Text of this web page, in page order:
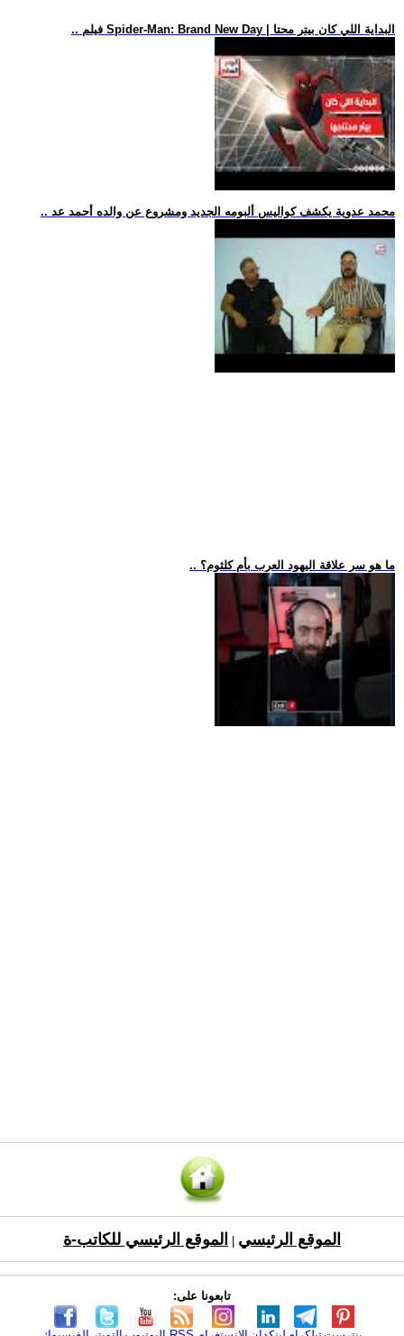
.. فيلم Spider-Man: Brand New Day | البداية اللي كان بيتر محتا
.. محمد عدوية يكشف كواليس ألبومه الجديد ومشروع عن والده أحمد عد
.. ما هو سر علاقة اليهود العرب بأم كلثوم؟
الموقع الرئيسي الموقع الرئيسي للكاتب-ة
تابعونا على: